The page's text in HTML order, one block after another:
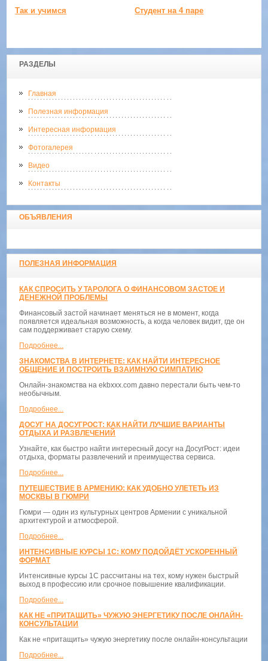
РАЗДЕЛЫ
Главная
Полезная информация
Интересная информация
Фотогалерея
Видео
Контакты
ОБЪЯВЛЕНИЯ
ПОЛЕЗНАЯ ИНФОРМАЦИЯ
КАК СПРОСИТЬ У ТАРОЛОГА О ФИНАНСОВОМ ЗАСТОЕ И
ДЕНЕЖНОЙ ПРОБЛЕМЫ
Финансовый застой начинает меняться не в момент, когда
появляется идеальная возможность, а когда человек видит, где он
сам поддерживает старую схему.
Подробнее...
ЗНАКОМСТВА В ИНТЕРНЕТЕ: КАК НАЙТИ ИНТЕРЕСНОЕ
ОБЩЕНИЕ И ПОСТРОИТЬ ВЗАИМНУЮ СИМПАТИЮ
Онлайн-знакомства на ekbxxx.com давно перестали быть чем-то
необычным.
Подробнее...
ДОСУГ НА ДОСУГРОСТ: КАК НАЙТИ ЛУЧШИЕ ВАРИАНТЫ
ОТДЫХА И РАЗВЛЕЧЕНИЙ
Узнайте, как быстро найти интересный досуг на ДосугРост: идеи
отдыха, форматы развлечений и преимущества сервиса.
Подробнее...
ПУТЕШЕСТВИЕ В АРМЕНИЮ: КАК УДОБНО УЛЕТЕТЬ ИЗ
МОСКВЫ В ГЮМРИ
Гюмри — один из культурных центров Армении с уникальной
архитектурой и атмосферой.
Подробнее...
ИНТЕНСИВНЫЕ КУРСЫ 1С: КОМУ ПОДОЙДЁТ УСКОРЕННЫЙ
ФОРМАТ
Интенсивные курсы 1С рассчитаны на тех, кому нужен быстрый
выход в профессию или срочное повышение квалификации.
Подробнее...
КАК НЕ «ПРИТАЩИТЬ» ЧУЖУЮ ЭНЕРГЕТИКУ ПОСЛЕ ОНЛАЙН-
КОНСУЛЬТАЦИИ
Как не «притащить» чужую энергетику после онлайн-консультации
Подробнее...
Так и учимся Студент на 4 паре